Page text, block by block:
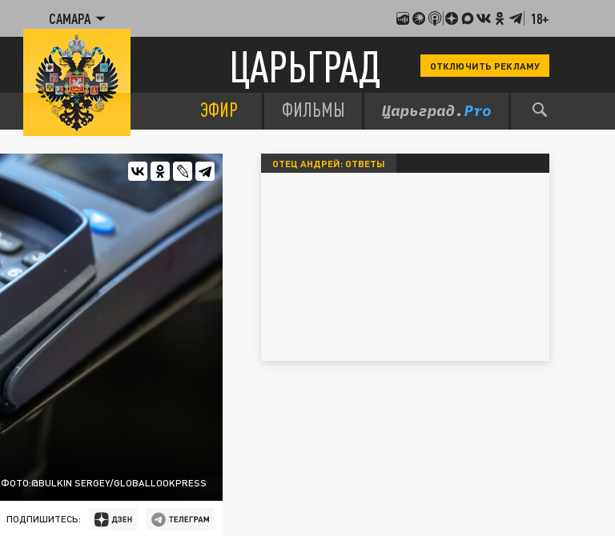
САМАРА 18+
ЦАРЬГРАД ОТКЛЮЧИТЬ РЕКЛАМУ
ЭФИР ФИЛЬМЫ
ФОТО:@BULKIN SERGEY/GLOBALLOOKPRESS
ПОДПИШИТЕСЬ:
ОТЕЦ АНДРЕЙ: ОТВЕТЫ